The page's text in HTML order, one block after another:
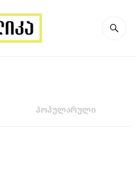
პოპულარული